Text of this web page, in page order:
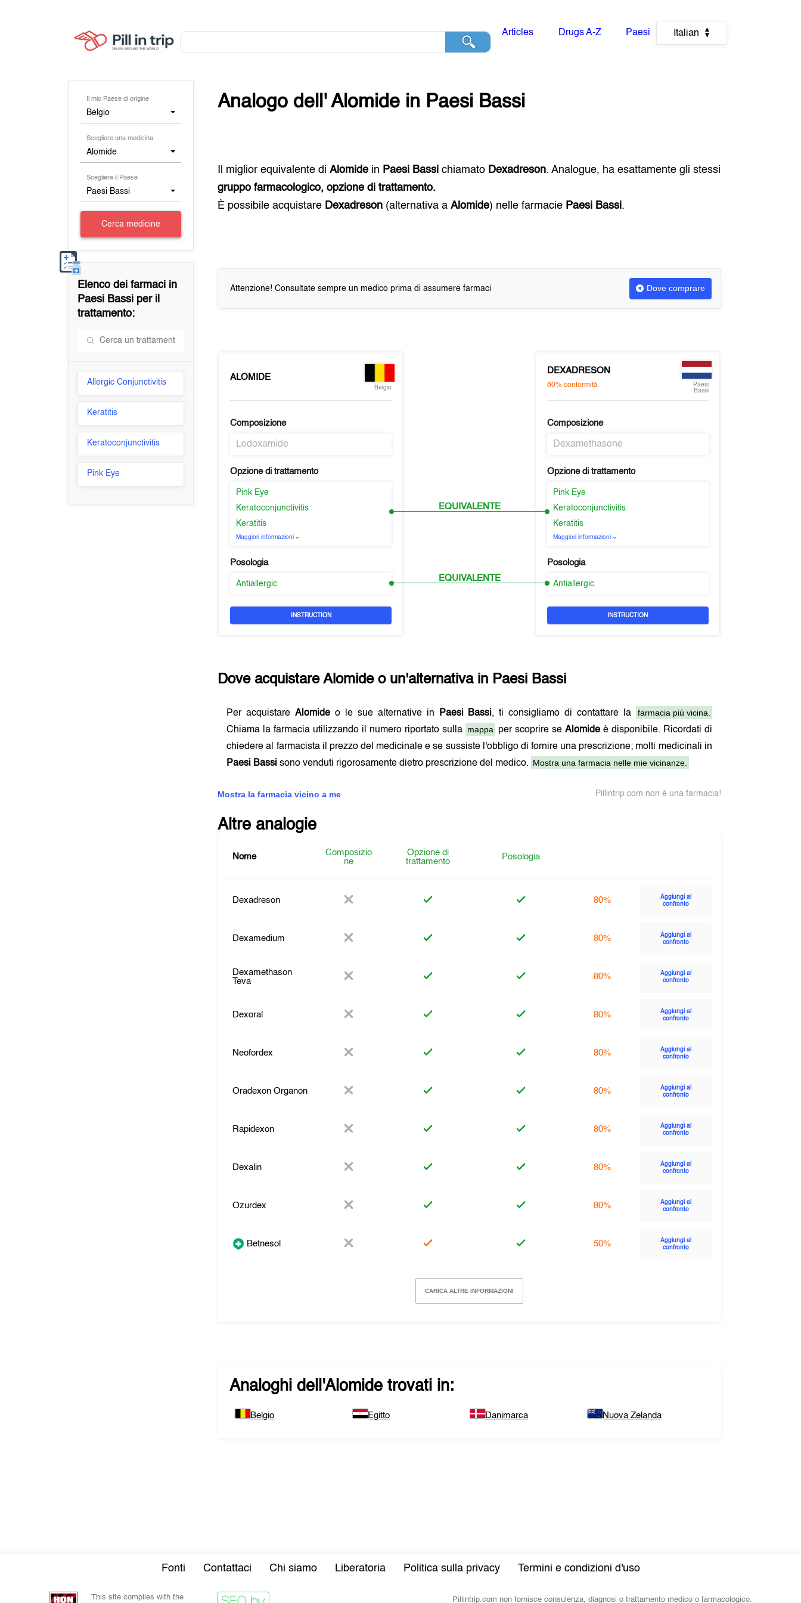
Articles Drugs A-Z Paesi Italian
Il mio Paese di origine
Belgio
Scegliere una medicina
Alomide
Scegliere il Paese
Paesi Bassi
Cerca medicine
Elenco dei farmaci in
Paesi Bassi per il
trattamento:
Allergic Conjunctivitis
Keratitis
Keratoconjunctivitis
Pink Eye
Analogo dell'Alomide in Paesi Bassi
Il miglior equivalente diAlomide in Paesi Bassi chiamato Dexadreson. Analogue, ha esattamente gli stessi
gruppo farmacologico, opzione di trattamento.
È possibile acquistare Dexadreson (alternativa aAlomide) nelle farmacie Paesi Bassi.
Attenzione! Consultate sempre un medico prima di assumere farmaci Dove comprare
ALOMIDE
Belgio
Composizione
Lodoxamide
Opzione di trattamento
Pink Eye
Keratoconjunctivitis
Keratitis
Maggiori informazioni
Posologia
Antiallergic
INSTRUCTION
EQUIVALENTE
EQUIVALENTE
DEXADRESON
80% conformità
Paesi
Bassi
Composizione
Dexamethasone
Opzione di trattamento
Pink Eye
Keratoconjunctivitis
Keratitis
Maggiori informazioni
Posologia
Antiallergic
INSTRUCTION
Dove acquistareAlomideo un'alternativa in Paesi Bassi
Per acquistareAlomide o le sue alternative in Paesi Bassi, ti consigliamo di contattare la
farmacia più vicina.
Chiama la farmacia utilizzando il numero riportato sulla mappa per scoprire se Alomideè disponibile. Ricordati di
chiedere al farmacista il prezzo del medicinale e se sussiste l'obbligo di fornire una prescrizione; molti medicinali in
Paesi Bassi sono venduti rigorosamente dietro prescrizione del medico. Mostra una farmacia nelle mie vicinanze.
Mostra la farmacia vicino a me Pillintrip.com non è una farmacia!
Altre analogie
Nome
Composizio
ne
Opzione di
trattamento
Posologia
Dexadreson 80%
Aggiungi al
confronto
Dexamedium 80%
Aggiungi al
confronto
Dexamethason
Teva
80%
Aggiungi al
confronto
Dexoral 80%
Aggiungi al
confronto
Neofordex 80%
Aggiungi al
confronto
Oradexon Organon 80%
Aggiungi al
confronto
Rapidexon 80%
Aggiungi al
confronto
Dexalin 80%
Aggiungi al
confronto
Ozurdex 80%
Aggiungi al
confronto
Betnesol 50%
Aggiungi al
confronto
CARICA ALTRE INFORMAZIONI
Analoghi dell'Alomide trovati in:
Belgio Egitto Danimarca Nuova Zelanda
Fonti Contattaci Chi siamo Liberatoria Politica sulla privacy Termini e condizioni d'uso
This site complies with the Pillintrip.com non fornisce consulenza, diagnosi o trattamento medico o farmacologico.